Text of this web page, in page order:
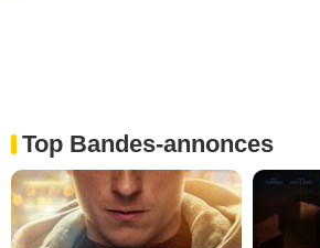
Top Bandes-annonces